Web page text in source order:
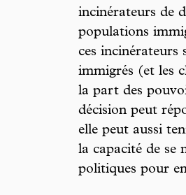
incinérateurs de
populations
ces incinérateurs
immigrés (et les
la part des
décision peut
elle peut aussi
la capacité de se
politiques pour